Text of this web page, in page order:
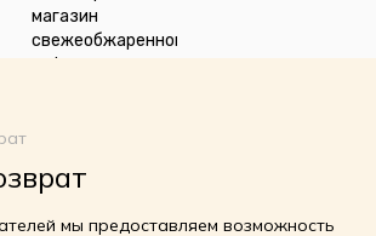
мы предоставляем возможность